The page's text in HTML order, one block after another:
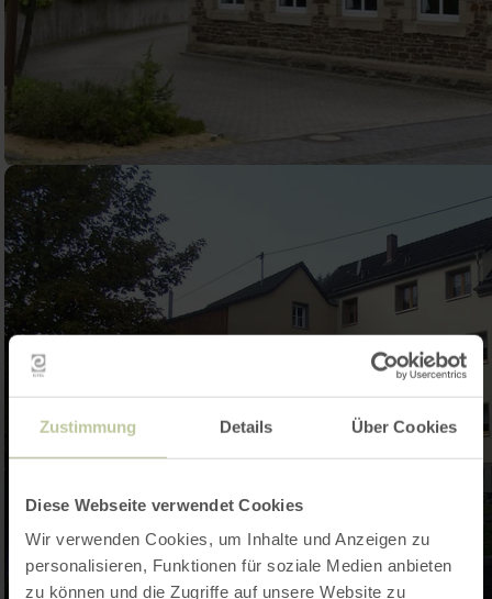
Zustimmung Details Über Cookies
Diese Webseite verwendet Cookies
Wir verwenden Cookies, um Inhalte und Anzeigen zu
personalisieren, Funktionen für soziale Medien anbieten
zu können und die Zugriffe auf unsere Website zu